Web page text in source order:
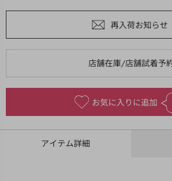
お気に入りに追加
アイテム詳細